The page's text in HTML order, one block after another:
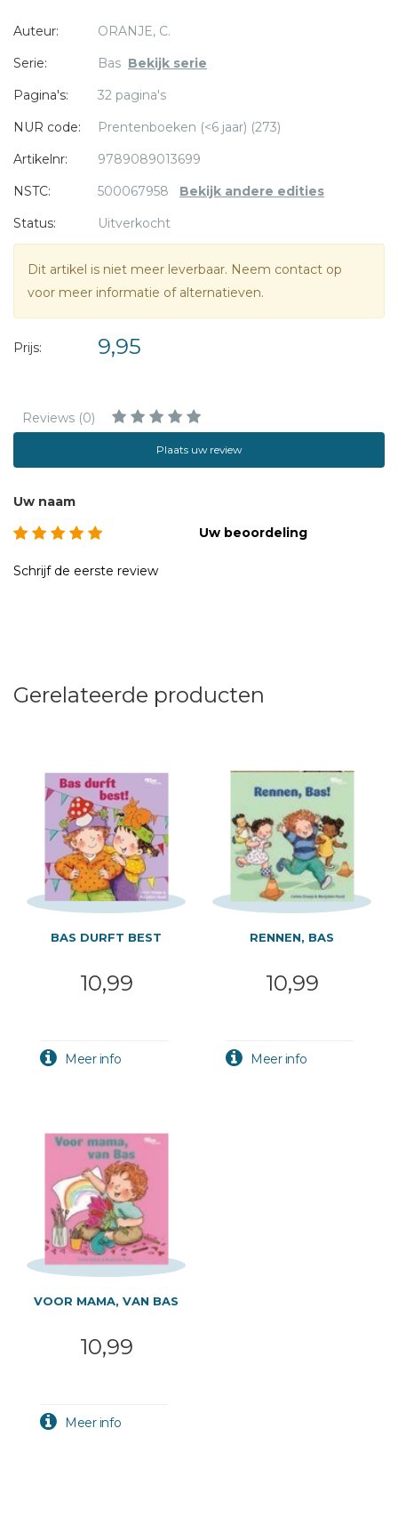
Auteur:
ORANJE, C.
Serie:
Bas Bekijk serie
Pagina's:
32 pagina's
NUR code:
Prentenboeken (<6 jaar) (273)
Artikelnr:
9789089013699
NSTC:
500067958 Bekijk andere edities
Status:
Uitverkocht
Dit artikel is niet meer leverbaar. Neem contact op
voor meer informatie of alternatieven.
Prijs: 9,95
Reviews (0)
Plaats uw review
Uw naam
Uw beoordeling
Schrijf de eerste review
Gerelateerde producten
BAS DURFT BEST
10,99
RENNEN, BAS
10,99
VOOR MAMA, VAN BAS
10,99